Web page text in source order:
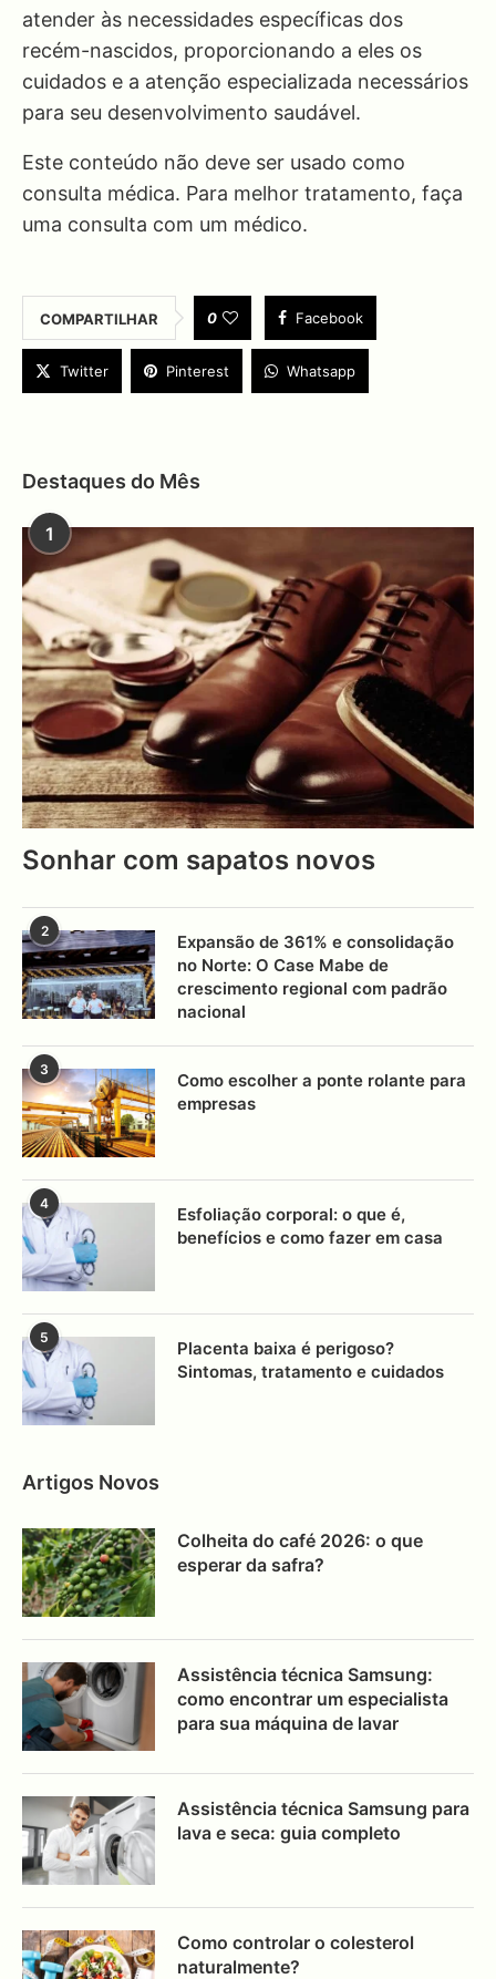
atender às necessidades específicas dos
recém-nascidos, proporcionando a eles os
cuidados e a atenção especializada necessários
para seu desenvolvimento saudável.
Este conteúdo não deve ser usado como
consulta médica. Para melhor tratamento, faça
uma consulta com um médico.
COMPARTILHAR 0 Facebook
Twitter Pinterest Whatsapp
Destaques do Mês
1
Sonhar com sapatos novos
2
Expansão de 361% e consolidação
no Norte: O Case Mabe de
crescimento regional com padrão
nacional
3
Como escolher a ponte rolante para
empresas
4
Esfoliação corporal: o que é,
benefícios e como fazer em casa
5
Placenta baixa é perigoso?
Sintomas, tratamento e cuidados
Artigos Novos
Colheita do café 2026: o que
esperar da safra?
Assistência técnica Samsung:
como encontrar um especialista
para sua máquina de lavar
Assistência técnica Samsung para
lava e seca: guia completo
Como controlar o colesterol
naturalmente?